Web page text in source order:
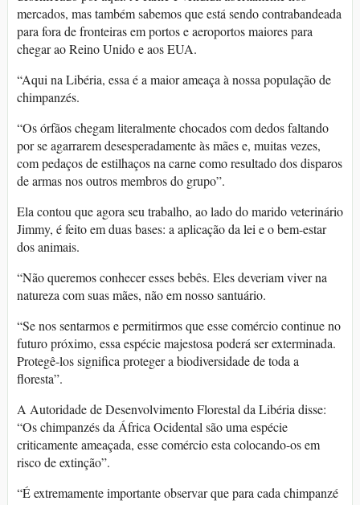
mercados, mas também sabemos que está sendo contrabandeada
para fora de fronteiras em portos e aeroportos maiores para
chegar ao Reino Unido e aos EUA.
“Aqui na Libéria, essa é a maior ameaça à nossa população de
chimpanzés.
“Os órfãos chegam literalmente chocados com dedos faltando
por se agarrarem desesperadamente às mães e, muitas vezes,
com pedaços de estilhaços na carne como resultado dos disparos
de armas nos outros membros do grupo”.
Ela contou que agora seu trabalho, ao lado do marido veterinário
Jimmy, é feito em duas bases: a aplicação da lei e o bem-estar
dos animais.
“Não queremos conhecer esses bebês. Eles deveriam viver na
natureza com suas mães, não em nosso santuário.
“Se nos sentarmos e permitirmos que esse comércio continue no
futuro próximo, essa espécie majestosa poderá ser exterminada.
Protegê-los significa proteger a biodiversidade de toda a
floresta”.
A Autoridade de Desenvolvimento Florestal da Libéria disse:
“Os chimpanzés da África Ocidental são uma espécie
criticamente ameaçada, esse comércio esta colocando-os em
risco de extinção”.
“É extremamente importante observar que para cada chimpanzé